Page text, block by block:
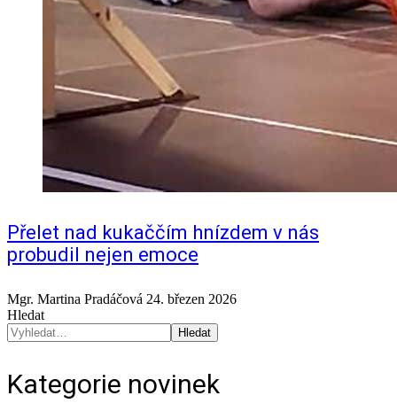
Přelet nad kukaččím hnízdem v nás
probudil nejen emoce
Mgr. Martina Pradáčová 24. březen 2026
Hledat
Hledat
Kategorie novinek